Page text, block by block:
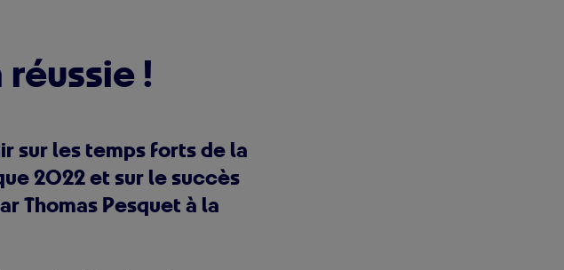
!
sur les temps forts de la
2022 et sur le succès
Thomas Pesquet à la